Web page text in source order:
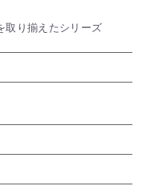
取り揃えたシリーズ